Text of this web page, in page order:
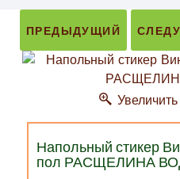
ПРЕДЫДУЩИЙ
Напольный стикер
пол РАСЩЕЛИНА